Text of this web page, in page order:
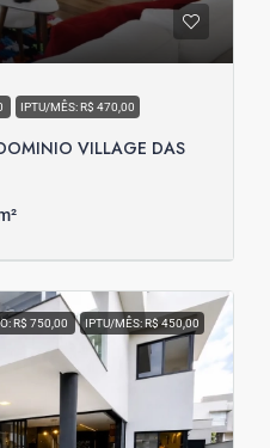
IPTU/MÊS: R$ 470,00
VILLAGE DAS
R$ 750,00 IPTU/MÊS: R$ 450,00